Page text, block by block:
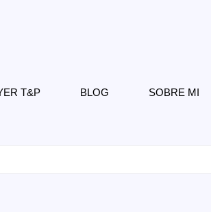
T&P BLOG SOBRE MI